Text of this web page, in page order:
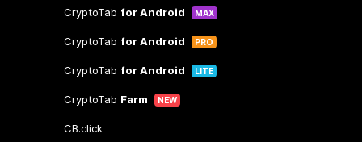
CryptoTab for Android MAX
CryptoTab for Android PRO
CryptoTab for Android LITE
CryptoTab Farm NEW
CB.click